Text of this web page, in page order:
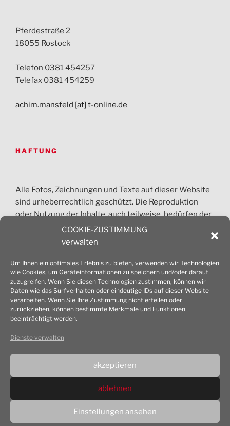
COOKIE-ZUSTIMMUNG
verwalten
Um Ihnen ein optimales Erlebnis zu bieten, verwenden wir Technologien
wie Cookies, um Geräteinformationen zu speichern und/oder darauf
zuzugreifen. Wenn Sie diesen Technologien zustimmen, können wir
Daten wie das Surfverhalten oder eindeutige IDs auf dieser Website
verarbeiten. Wenn Sie Ihre Zustimmung nicht erteilen oder
zurückziehen, können bestimmte Merkmale und Funktionen
beeinträchtigt werden.
Dienste verwalten
akzeptieren
ablehnen
Einstellungen ansehen
Pferdestraße 2
18055 Rostock
Telefon 0381 454257
Telefax 0381 454259
achim.mansfeld [at] t-online.de
HAFTUNG
Alle Fotos, Zeichnungen und Texte auf dieser Website
sind urheberrechtlich geschützt. Die Reproduktion
oder Nutzung der Inhalte, auch teilweise, bedürfen der
vorherigen Absprache. Jede gewerbliche Nutzung ist
honorarpflichtig und nur nach Zustimmung des
© 2026 Dipl.-Ing. Achim Mansfeld Architekt
datenschutz­erklärung Stolz präsentiert von WordPress